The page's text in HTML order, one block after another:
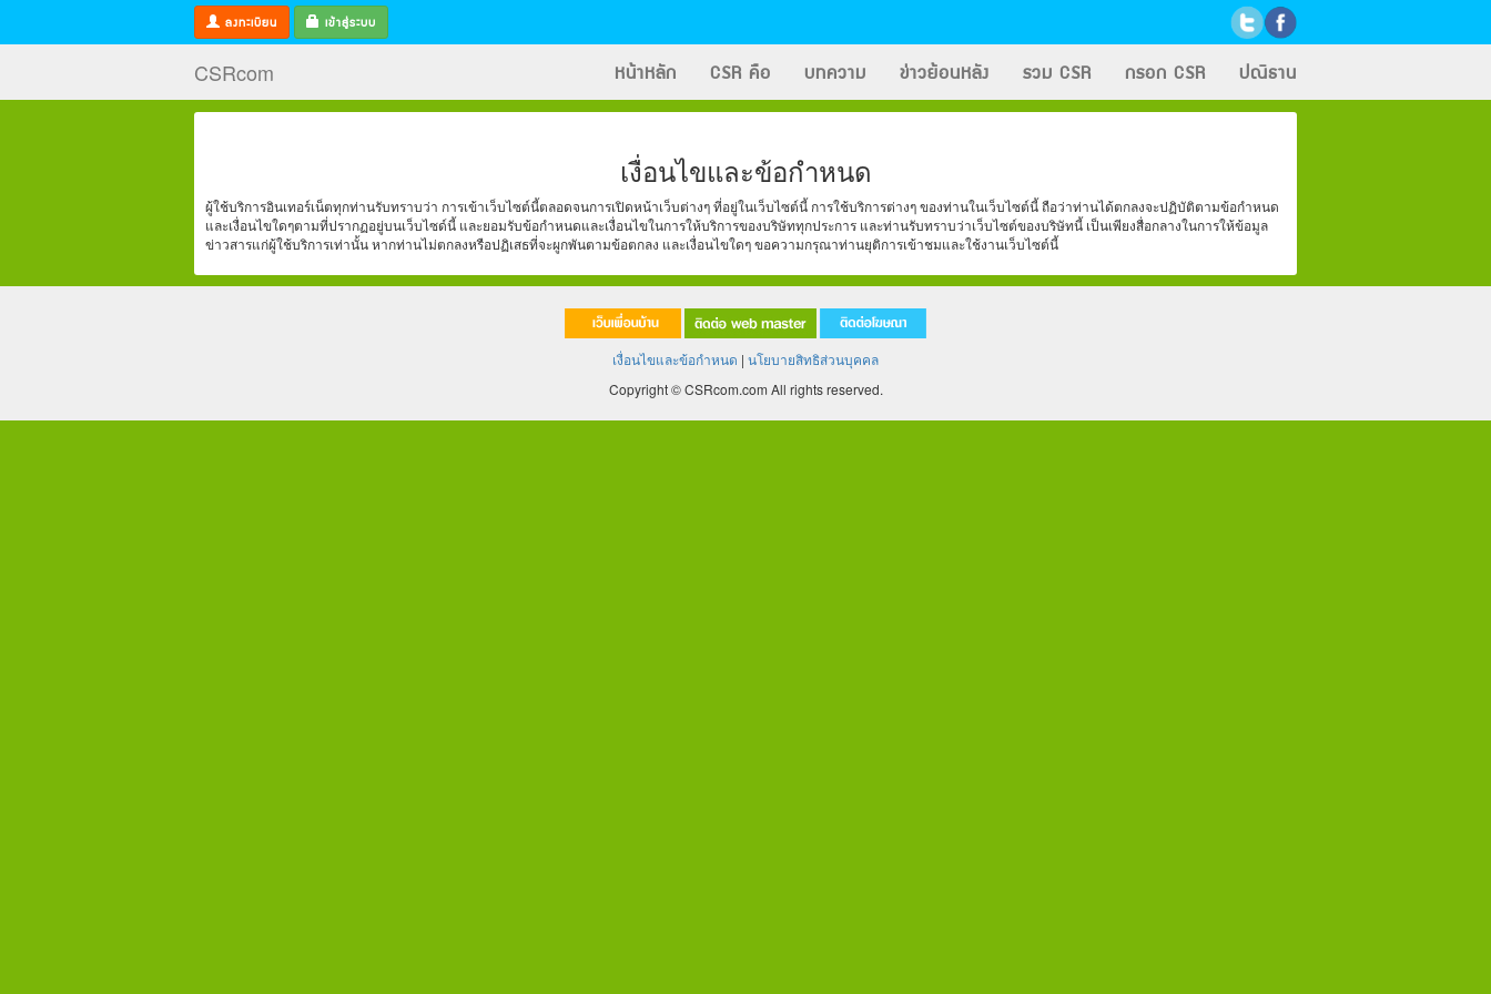
ลงทะเบียน เข้าสู่ระบบ
CSRcom หน้าหลัก CSR คือ บทความ ข่าวย้อนหลัง รวม CSR กรอก CSR ปณิธาน
เงื่อนไขและข้อกำหนด
ผู้ใช้บริการอินเทอร์เน็ตทุกท่านรับทราบว่า การเข้าเว็บไซต์นี้ตลอดจนการเปิดหน้าเว็บต่างๆ ที่อยู่ในเว็บไซต์นี้ การใช้บริการต่างๆ ของท่านในเว็บไซต์นี้ ถือว่าท่านได้ตกลงจะปฏิบัติตามข้อกำหนด
และเงื่อนไขใดๆตามที่ปรากฏอยู่บนเว็บไซด์นี้ และยอมรับข้อกำหนดและเงื่อนไขในการให้บริการของบริษัททุกประการ และท่านรับทราบว่าเว็บไซต์ของบริษัทนี้ เป็นเพียงสื่อกลางในการให้ข้อมูล
ข่าวสารแก่ผู้ใช้บริการเท่านั้น หากท่านไม่ตกลงหรือปฏิเสธที่จะผูกพันตามข้อตกลง และเงื่อนไขใดๆ ขอความกรุณาท่านยุติการเข้าชมและใช้งานเว็บไซต์นี้
เงื่อนไขและข้อกำหนด | นโยบายสิทธิส่วนบุคคล
Copyright © CSRcom.com All rights reserved.